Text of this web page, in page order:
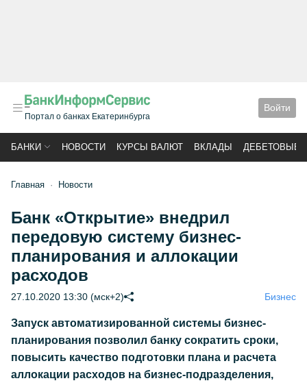
Портал о банках Екатеринбурга
Войти
БАНКИ НОВОСТИ КУРСЫ ВАЛЮТ ВКЛАДЫ ДЕБЕТОВЫЕ
Главная Новости
Банк «Открытие» внедрил
передовую систему бизнес-
планирования и аллокации
расходов
27.10.2020 13:30 (мск+2) Бизнес
Запуск автоматизированной системы бизнес-
планирования позволил банку сократить сроки,
повысить качество подготовки плана и расчета
аллокации расходов на бизнес-подразделения,